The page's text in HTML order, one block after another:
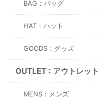
BAG：バッグ
HAT：ハット
GOODS：グッズ
OUTLET : アウトレット
MENS：メンズ